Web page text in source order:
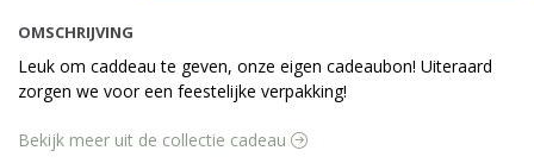
OMSCHRIJVING
Leuk om caddeau te geven, onze eigen cadeaubon! Uiteraard
zorgen we voor een feestelijke verpakking!
Bekijk meer uit de collectie cadeau